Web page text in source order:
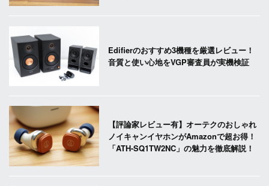
Edifierのおすすめ3機種を厳選レビュー！
音質と使い心地をVGP審査員が実機検証
【評論家レビュー有】オーテクのおしゃれ
ノイキャンイヤホンがAmazonで超お得！
「ATH-SQ1TW2NC」の魅力を徹底解説！